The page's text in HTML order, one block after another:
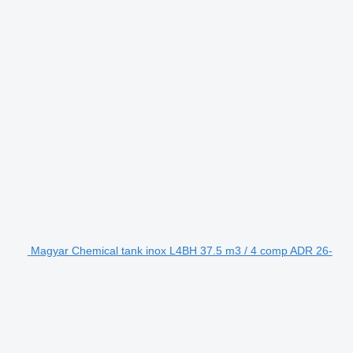
Magyar Chemical tank inox L4BH 37.5 m3 / 4 comp ADR 26-